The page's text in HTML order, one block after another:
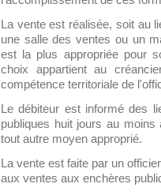
La vente est réalisée, soit au
une salle des ventes ou un
est la plus appropriée pour
choix appartient au
compétence territoriale de
Le débiteur est informé des
publiques huit jours au
tout autre moyen approprié.
La vente est faite par un
aux ventes aux enchères